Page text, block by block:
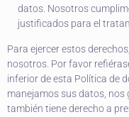
datos. Nosotros
justificados para el
Para ejercer estos
nosotros. Por favor
inferior de esta Política de
manejamos sus datos, nos
también tiene derecho a